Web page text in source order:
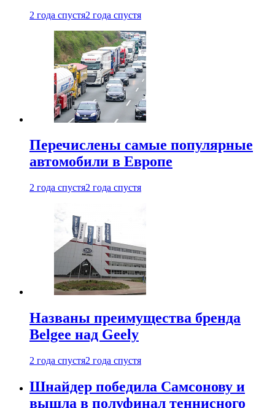
2 года спустя2 года спустя
Перечислены самые популярные
автомобили в Европе
2 года спустя2 года спустя
Названы преимущества бренда
Belgee над Geely
2 года спустя2 года спустя
Шнайдер победила Самсонову и
вышла в полуфинал теннисного